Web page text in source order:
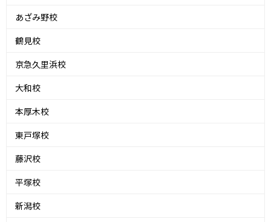
あざみ野校
鶴見校
京急久里浜校
大和校
本厚木校
東戸塚校
藤沢校
平塚校
新潟校